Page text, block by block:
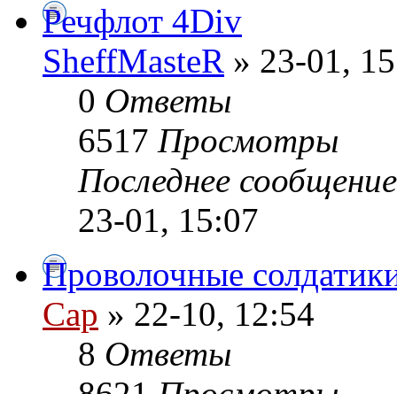
Речфлот 4Div
SheffMasteR » 23-01,
0 Ответы
6517 Просмотры
Последнее
23-01, 15:07
Проволочные
Cap » 22-10, 12:54
8 Ответы